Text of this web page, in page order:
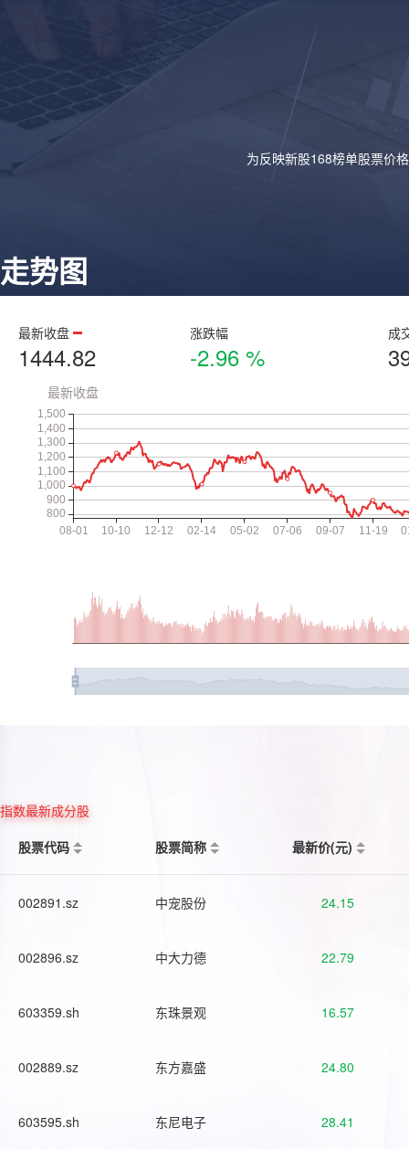
为反映新股168榜单股票价
走势图
最新收盘
1444.82
涨跌幅
-2.96 %
成
指数最新成分股
股票代码
股票简称 最新价(元)
002891.sz 中宠股份 24.15
002896.sz 中大力德 22.79
603359.sh 东珠景观 16.57
002889.sz 东方嘉盛 24.80
603595.sh 东尼电子 28.41